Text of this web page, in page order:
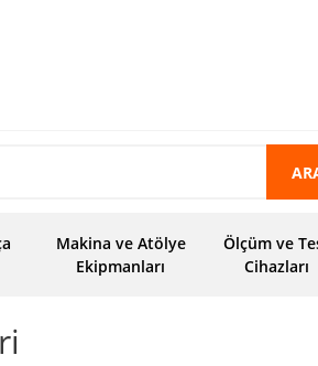
Makina ve Atölye
Ekipmanları
Ölçüm ve
Cihazları